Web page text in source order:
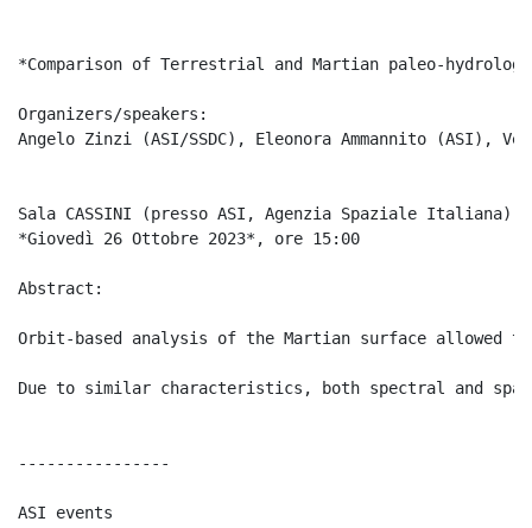
*Comparison of Terrestrial and Martian paleo-
Organizers/speakers:
Angelo Zinzi (ASI/SSDC), Eleonora Ammannito (ASI),
Sala CASSINI (presso ASI, Agenzia Spaziale Italiana)
*Giovedì 26 Ottobre 2023*, ore 15:00
Abstract:
Orbit-based analysis of the Martian surface allowed
Due to similar characteristics, both spectral and
----------------
ASI events